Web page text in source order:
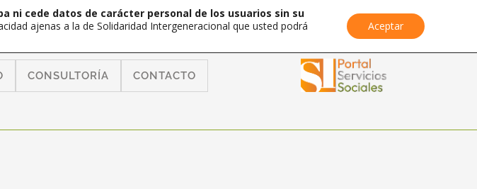
CONSULTORÍA CONTACTO
ni cede datos de carácter personal de los usuarios sin su
ajenas a la de Solidaridad Intergeneracional que usted podrá
Aceptar